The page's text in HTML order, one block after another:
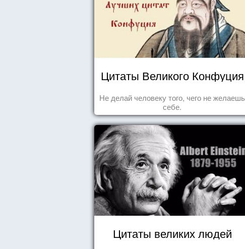
Цитаты Великого Конфуция
Не делай человеку того, чего не желаешь
себе.
Цитаты великих людей